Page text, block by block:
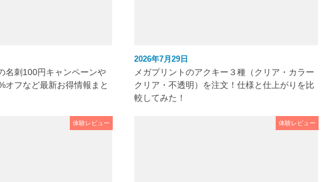
名刺100円キャンペーンや
オフなど最新お得情報まと
2026年7月29日
メガプリントのアクキー３種（クリア・カラー
クリア・不透明）を注文！仕様と仕上がりを比
較してみた！
体験レビュー 体験レビュー